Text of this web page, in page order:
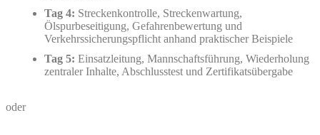
Tag 4: Streckenkontrolle, Streckenwartung,
Ölspurbeseitigung, Gefahrenbewertung und
Verkehrssicherungspflicht anhand praktischer Beispiele
Tag 5: Einsatzleitung, Mannschaftsführung, Wiederholung
zentraler Inhalte, Abschlusstest und Zertifikatsübergabe
oder